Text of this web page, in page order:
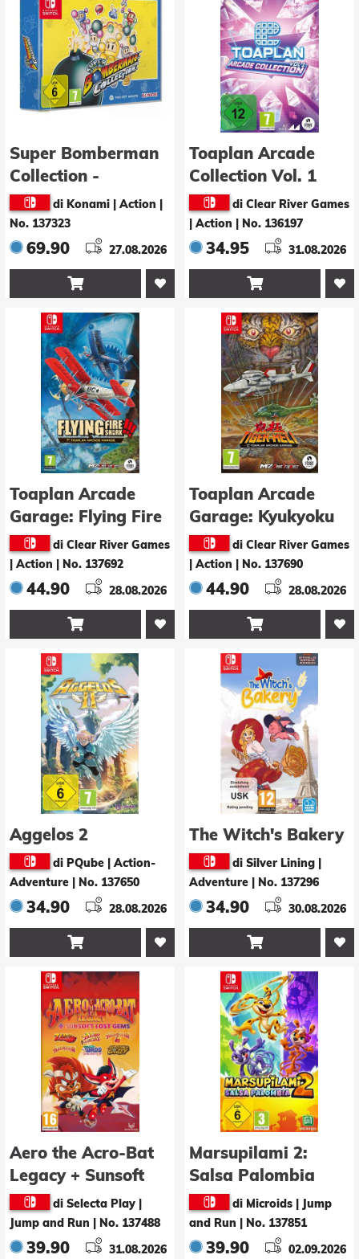
Super Bomberman
Collection -
Collector's Edition
di Konami | Action
No. 137323
69.90 27.08.2026

Toaplan Arcade
Collection Vol. 1
di Clear River Games
| Action
No. 136197
34.95 31.08.2026

Toaplan Arcade
Garage: Flying Fire
Sharksdi Clear River Games
| Action
No. 137692
44.90 28.08.2026

Toaplan Arcade
Garage: Kyukyoku
Tiger-Helidi Clear River Games
| Action
No. 137690
44.90 28.08.2026

Aggelos 2
di PQube | Action-
Adventure
No. 137650
34.90 28.08.2026

The Witch's Bakery
di Silver Lining |
Adventure
No. 137296
34.90 30.08.2026

Aero the Acro-Bat
Legacy + Sunsoft
Lost Gemsdi Selecta Play |
Jump and Run
No. 137488
39.90 31.08.2026
Marsupilami 2:
Salsa Palombia
di Microids | Jump
and Run
No. 137851
39.90 02.09.2026